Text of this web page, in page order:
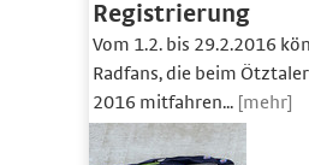
Registrierung
Vom 1.2. bis 29.2.2016
Radfans, die beim
2016 mitfahren... [mehr]